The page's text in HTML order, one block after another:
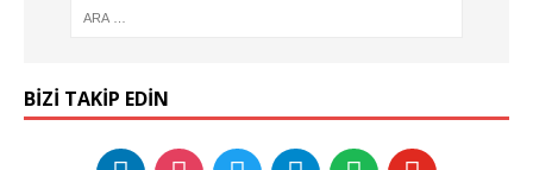
BIZI TAKIP EDIN